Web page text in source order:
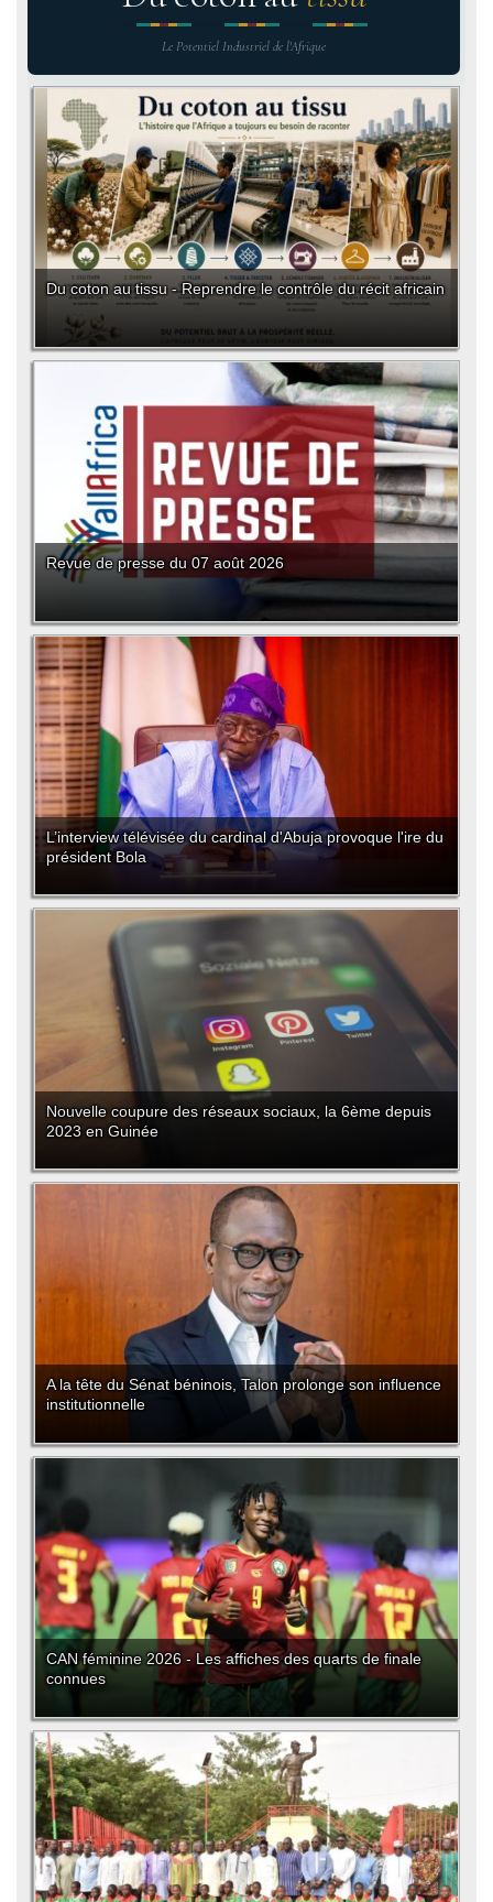
Le Potentiel Industriel de l'Afrique
Du coton au tissu - Reprendre le contrôle du récit africain
Revue de presse du 07 août 2026
L’interview télévisée du cardinal d'Abuja provoque l'ire du
président Bola
Nouvelle coupure des réseaux sociaux, la 6ème depuis
2023 en Guinée
A la tête du Sénat béninois, Talon prolonge son influence
institutionnelle
CAN féminine 2026 - Les affiches des quarts de finale
connues